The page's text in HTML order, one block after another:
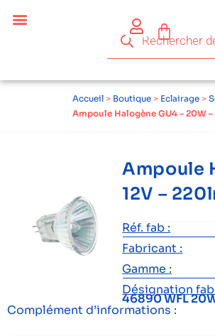
Accueil > Boutique > Eclairage >
Ampoule Halogène GU4 – 20W
Ampoule
12V –
Réf. fab :
Fabricant :
Gamme :
Désignation
46890 WFL
Complément d’informations :